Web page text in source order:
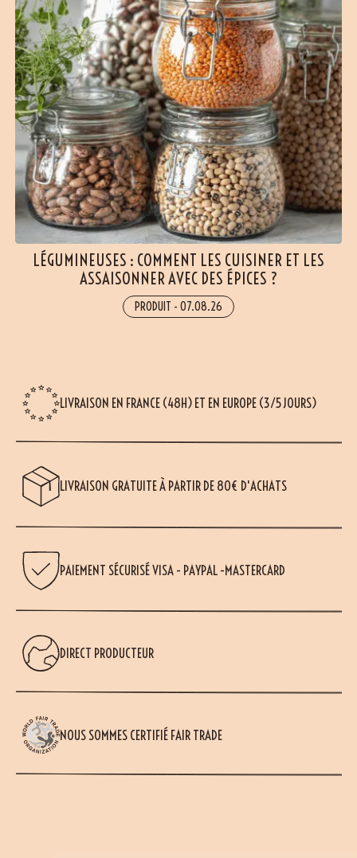
LÉGUMINEUSES : COMMENT LES CUISINER ET LES
ASSAISONNER AVEC DES ÉPICES ?
PRODUIT - 07.08.26
LIVRAISON EN FRANCE (48H) ET EN EUROPE (3/5 JOURS)
LIVRAISON GRATUITE À PARTIR DE 80€ D'ACHATS
PAIEMENT SÉCURISÉ VISA - PAYPAL -MASTERCARD
DIRECT PRODUCTEUR
NOUS SOMMES CERTIFIÉ FAIR TRADE